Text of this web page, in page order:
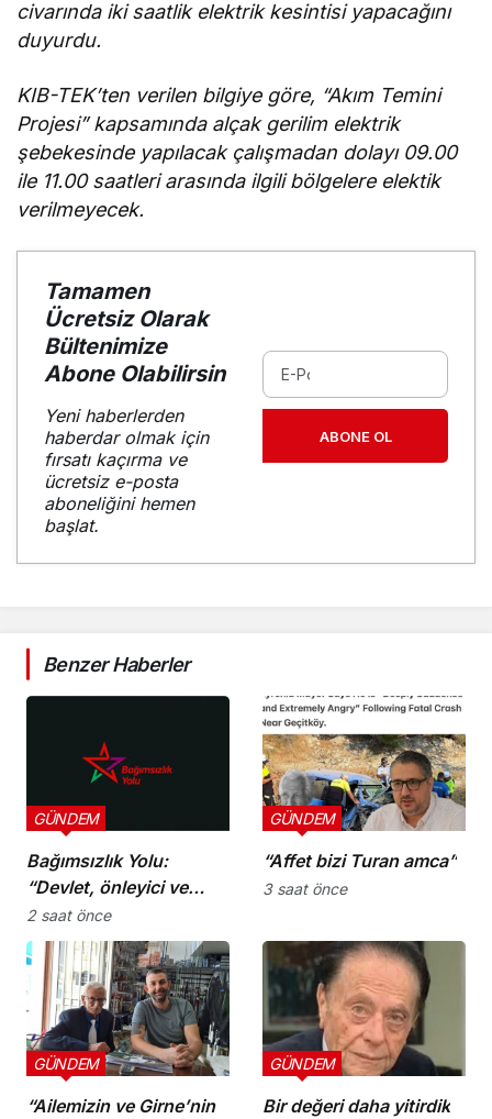
civarında iki saatlik elektrik kesintisi yapacağını
duyurdu.
KIB-TEK’ten verilen bilgiye göre, “Akım Temini
Projesi” kapsamında alçak gerilim elektrik
şebekesinde yapılacak çalışmadan dolayı 09.00
ile 11.00 saatleri arasında ilgili bölgelere elektik
verilmeyecek.
Tamamen
Ücretsiz Olarak
Bültenimize
Abone Olabilirsin
Yeni haberlerden
haberdar olmak için
fırsatı kaçırma ve
ücretsiz e-posta
aboneliğini hemen
başlat.
ABONE OL
Benzer Haberler
Bağımsızlık Yolu:
“Devlet, önleyici ve
koruyucu
sorumluluklarını yerine
getirmeli”
GÜNDEM
2 saat önce
“Affet bizi Turan amca”
GÜNDEM
3 saat önce
“Ailemizin ve Girne’nin
GÜNDEM
Bir değeri daha yitirdik
GÜNDEM